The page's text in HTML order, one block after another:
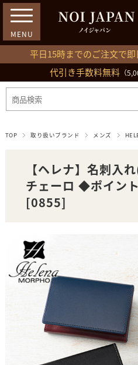
平日15時までのご注文で即
代引き手数料無料（
03-
ログイン 会
TOP 取り扱いブランド メンズ
【ヘレナ】名刺入
チェーロ ◆ポイン
[0855]